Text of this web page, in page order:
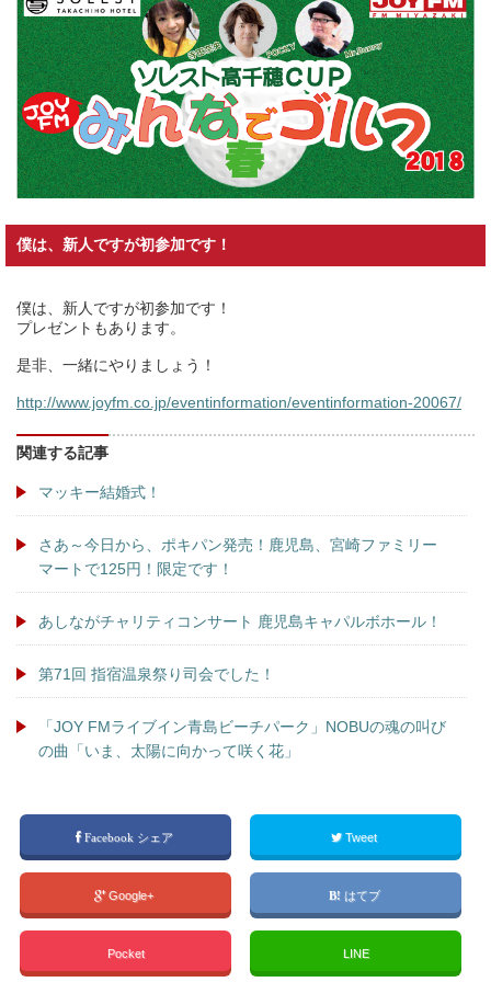
僕は、新人ですが初参加です！
僕は、新人ですが初参加です！
プレゼントもあります。
是非、一緒にやりましょう！
http://www.joyfm.co.jp/eventinformation/eventinformation-20067/
関連する記事
マッキー結婚式！
さあ～今日から、ポキパン発売！鹿児島、宮崎ファミリー
マートで125円！限定です！
あしながチャリティコンサート 鹿児島キャパルボホール！
第71回 指宿温泉祭り司会でした！
「JOY FMライブイン青島ビーチパーク」NOBUの魂の叫び
の曲「いま、太陽に向かって咲く花」
Facebook シェア Tweet
Google+ はてブ
Pocket LINE